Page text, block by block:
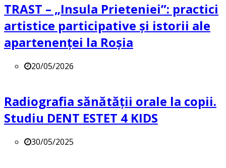
TRAST – „Insula Prieteniei”: practici
artistice participative și istorii ale
apartenenței la Roșia
20/05/2026
Radiografia sănătății orale la copii.
Studiu DENT ESTET 4 KIDS
30/05/2025